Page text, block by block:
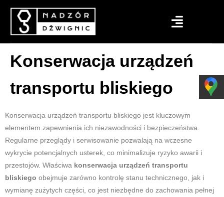
Konserwacja urządzeń
transportu bliskiego
Konserwacja urządzeń transportu bliskiego jest kluczowym
elementem zapewnienia ich niezawodności i bezpieczeństwa.
Regularne przeglądy i serwisowanie pozwalają na wczesne
wykrycie potencjalnych usterek, co minimalizuje ryzyko awarii i
przestojów. Właściwa konserwacja urządzeń transportu
bliskiego obejmuje zarówno kontrolę stanu technicznego, jak i
wymianę zużytych części, co jest niezbędne do zachowania pełnej